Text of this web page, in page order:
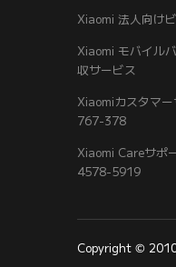
Xiaomi 法人向け
Xiaomi モバイル
収サービス
Xiaomiカスタマ
767-378
Xiaomi Careサポ
4578-5919
Copyright ©